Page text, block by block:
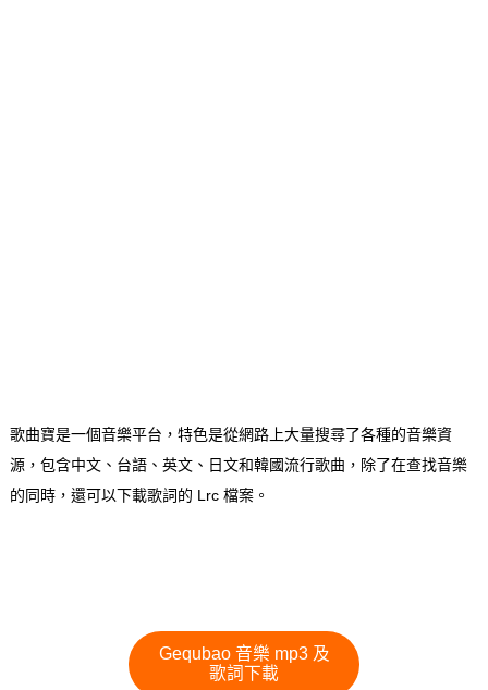
歌曲寶是一個音樂平台，特色是從網路上大量搜尋了各種的音樂資
源，包含中文、台語、英文、日文和韓國流行歌曲，除了在查找音樂
的同時，還可以下載歌詞的 Lrc 檔案。
Gequbao 音樂 mp3 及
歌詞下載